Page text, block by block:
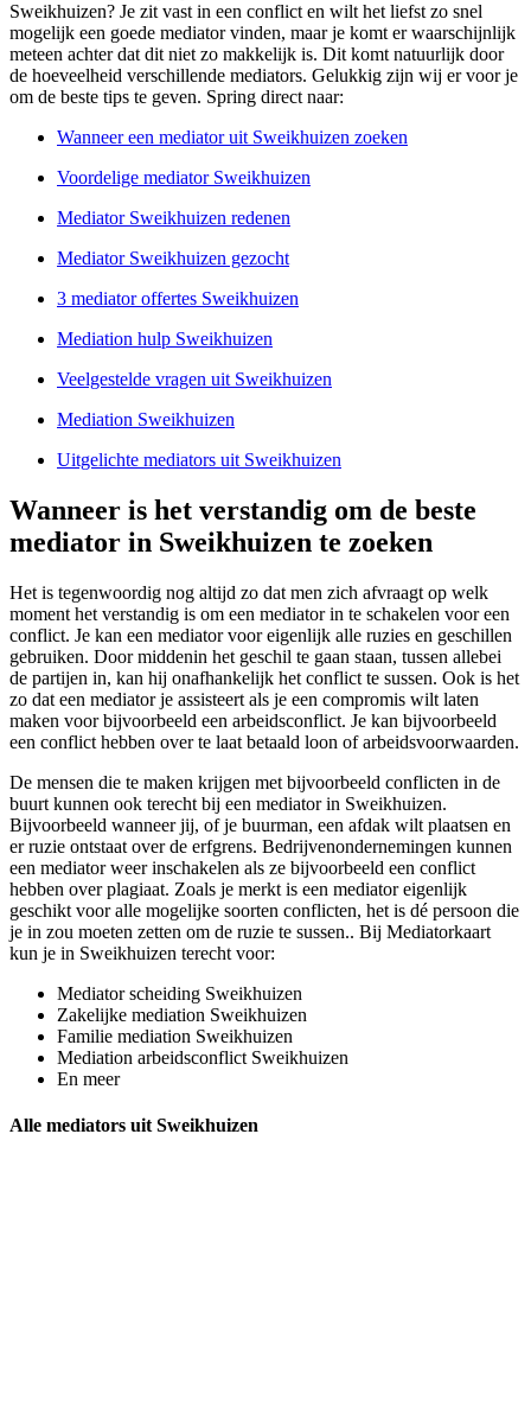
Sweikhuizen? Je zit vast in een conflict en wilt het liefst zo snel
mogelijk een goede mediator vinden, maar je komt er waarschijnlijk
meteen achter dat dit niet zo makkelijk is. Dit komt natuurlijk door
de hoeveelheid verschillende mediators. Gelukkig zijn wij er voor je
om de beste tips te geven. Spring direct naar:
Wanneer een mediator uit Sweikhuizen zoeken
Voordelige mediator Sweikhuizen
Mediator Sweikhuizen redenen
Mediator Sweikhuizen gezocht
3 mediator offertes Sweikhuizen
Mediation hulp Sweikhuizen
Veelgestelde vragen uit Sweikhuizen
Mediation Sweikhuizen
Uitgelichte mediators uit Sweikhuizen
Wanneer is het verstandig om de beste
mediator in Sweikhuizen te zoeken
Het is tegenwoordig nog altijd zo dat men zich afvraagt op welk
moment het verstandig is om een mediator in te schakelen voor een
conflict. Je kan een mediator voor eigenlijk alle ruzies en geschillen
gebruiken. Door middenin het geschil te gaan staan, tussen allebei
de partijen in, kan hij onafhankelijk het conflict te sussen. Ook is het
zo dat een mediator je assisteert als je een compromis wilt laten
maken voor bijvoorbeeld een arbeidsconflict. Je kan bijvoorbeeld
een conflict hebben over te laat betaald loon of arbeidsvoorwaarden.
De mensen die te maken krijgen met bijvoorbeeld conflicten in de
buurt kunnen ook terecht bij een mediator in Sweikhuizen.
Bijvoorbeeld wanneer jij, of je buurman, een afdak wilt plaatsen en
er ruzie ontstaat over de erfgrens. Bedrijvenondernemingen kunnen
een mediator weer inschakelen als ze bijvoorbeeld een conflict
hebben over plagiaat. Zoals je merkt is een mediator eigenlijk
geschikt voor alle mogelijke soorten conflicten, het is dé persoon die
je in zou moeten zetten om de ruzie te sussen.. Bij Mediatorkaart
kun je in Sweikhuizen terecht voor:
Mediator scheiding Sweikhuizen
Zakelijke mediation Sweikhuizen
Familie mediation Sweikhuizen
Mediation arbeidsconflict Sweikhuizen
En meer
Alle mediators uit Sweikhuizen